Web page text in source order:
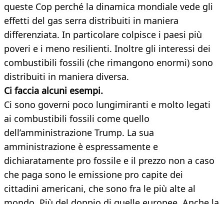
queste Cop perché la dinamica mondiale vede gli
effetti del gas serra distribuiti in maniera
differenziata. In particolare colpisce i paesi più
poveri e i meno resilienti. Inoltre gli interessi dei
combustibili fossili (che rimangono enormi) sono
distribuiti in maniera diversa.
Ci faccia alcuni esempi.
Ci sono governi poco lungimiranti e molto legati
ai combustibili fossili come quello
dell’amministrazione Trump. La sua
amministrazione è espressamente e
dichiaratamente pro fossile e il prezzo non a caso
che paga sono le emissione pro capite dei
cittadini americani, che sono fra le più alte al